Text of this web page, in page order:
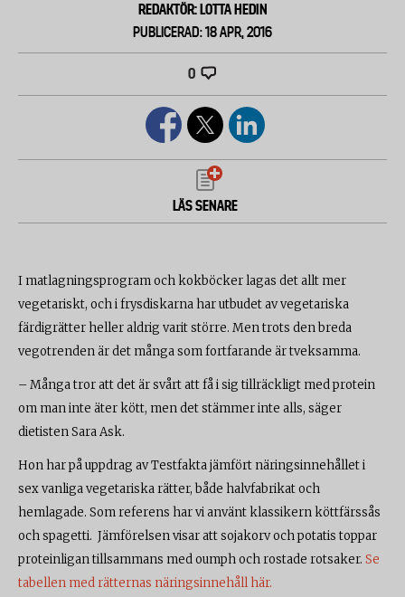
REDAKTÖR: LOTTA HEDIN
PUBLICERAD: 18 APR, 2016
0
LÄS SENARE
I matlagningsprogram och kokböcker lagas det allt mer
vegetariskt, och i frysdiskarna har utbudet av vegetariska
färdigrätter heller aldrig varit större. Men trots den breda
vegotrenden är det många som fortfarande är tveksamma.
– Många tror att det är svårt att få i sig tillräckligt med protein
om man inte äter kött, men det stämmer inte alls, säger
dietisten Sara Ask.
Hon har på uppdrag av Testfakta jämfört näringsinnehållet i
sex vanliga vegetariska rätter, både halvfabrikat och
hemlagade. Som referens har vi använt klassikern köttfärssås
och spagetti. Jämförelsen visar att sojakorv och potatis toppar
proteinligan tillsammans med oumph och rostade rotsaker. Se
tabellen med rätternas näringsinnehåll här.